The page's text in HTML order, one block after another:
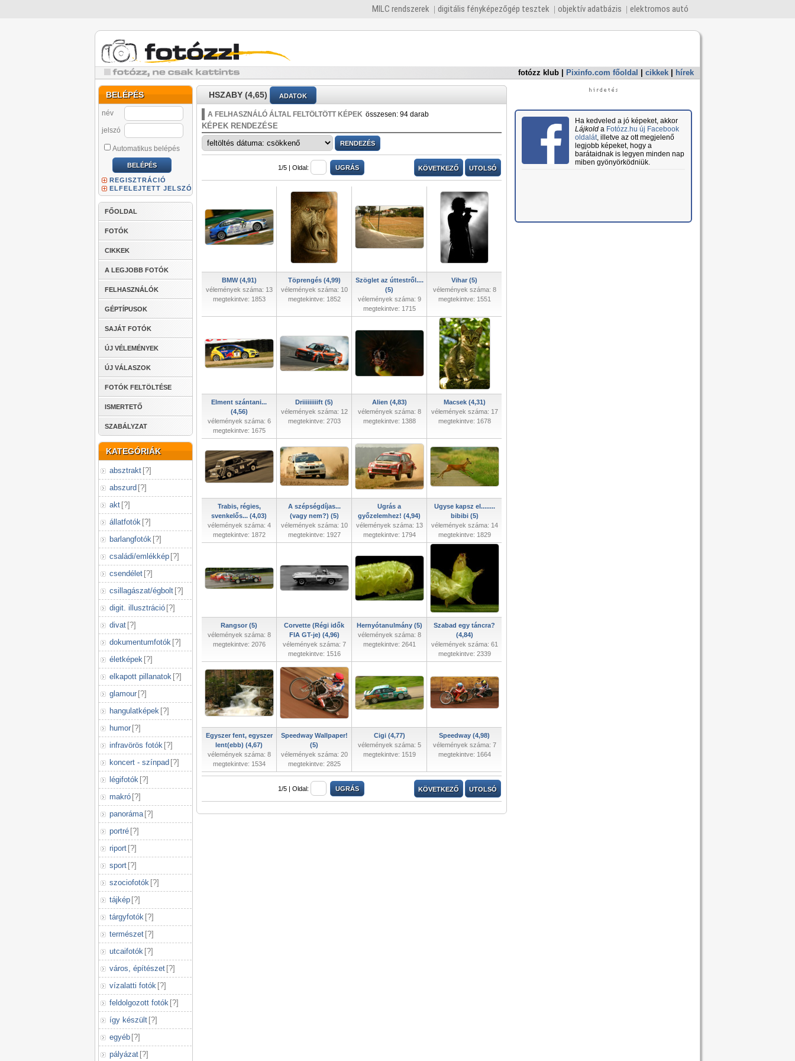
MILC rendszerek digitális fényképezőgép tesztek objektív adatbázis elektromos autó
fotózz klub Pixinfo.com főoldal cikkek hírek
BELÉPÉS
név
jelszó
Automatikus belépés
REGISZTRÁCIÓ
ELFELEJTETT JELSZÓ
FŐOLDAL
FOTÓK
CIKKEK
A LEGJOBB FOTÓK
FELHASZNÁLÓK
GÉPTÍPUSOK
SAJÁT FOTÓK
ÚJ VÉLEMÉNYEK
ÚJ VÁLASZOK
FOTÓK FELTÖLTÉSE
ISMERTETŐ
SZABÁLYZAT
KATEGÓRIÁK
absztrakt [?]
abszurd [?]
akt [?]
állatfotók [?]
barlangfotók [?]
családi/emlékkép [?]
csendélet [?]
csillagászat/égbolt [?]
digit. illusztráció [?]
divat [?]
dokumentumfotók [?]
életképek [?]
elkapott pillanatok [?]
glamour [?]
hangulatképek [?]
humor [?]
infravörös fotók [?]
koncert - színpad [?]
légifotók [?]
makró [?]
panoráma [?]
portré [?]
riport [?]
sport [?]
szociofotók [?]
tájkép [?]
tárgyfotók [?]
természet [?]
utcaifotók [?]
város, építészet [?]
vízalatti fotók [?]
feldolgozott fotók [?]
így készült [?]
egyéb [?]
pályázat [?]
HSZABY (4,65) ADATOK
A FELHASZNÁLÓ ÁLTAL FELTÖLTÖTT KÉPEK összesen: 94 darab
KÉPEK RENDEZÉSE
1/5 | Oldal: KÖVETKEZŐ UTOLSÓ
BMW (4,91)
vélemények száma: 13
megtekintve: 1853
Töprengés (4,99)
vélemények száma: 10
megtekintve: 1852
Szöglet az úttestről....
(5)
vélemények száma: 9
megtekintve: 1715
Vihar (5)
vélemények száma: 8
megtekintve: 1551
Elment szántani...
(4,56)
vélemények száma: 6
megtekintve: 1675
Driiiiiiiiift (5)
vélemények száma: 12
megtekintve: 2703
Alien (4,83)
vélemények száma: 8
megtekintve: 1388
Macsek (4,31)
vélemények száma: 17
megtekintve: 1678
Trabis, régies,
svenkelős... (4,03)
vélemények száma: 4
megtekintve: 1872
A szépségdíjas...
(vagy nem?) (5)
vélemények száma: 10
megtekintve: 1927
Ugrás a
győzelemhez! (4,94)
vélemények száma: 13
megtekintve: 1794
Ugyse kapsz el........
bibibi (5)
vélemények száma: 14
megtekintve: 1829
Rangsor (5)
vélemények száma: 8
megtekintve: 2076
Corvette (Régi idők
FIA GT-je) (4,96)
vélemények száma: 7
megtekintve: 1516
Hernyótanulmány (5)
vélemények száma: 8
megtekintve: 2641
Szabad egy táncra?
(4,84)
vélemények száma: 61
megtekintve: 2339
Egyszer fent, egyszer
lent(ebb) (4,67)
vélemények száma: 8
megtekintve: 1534
Speedway Wallpaper!
(5)
vélemények száma: 20
megtekintve: 2825
Cigi (4,77)
vélemények száma: 5
megtekintve: 1519
Speedway (4,98)
vélemények száma: 7
megtekintve: 1664
1/5 | Oldal: KÖVETKEZŐ UTOLSÓ
Ha kedveled a jó képeket, akkor
Lájkolda Fotózz.hu új Facebook
oldalát, illetve az ott megjelenő
legjobb képeket, hogy a
barátaidnak is legyen minden nap
miben gyönyörködniük.